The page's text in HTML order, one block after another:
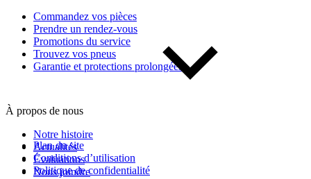
De 5 000 $ à 100 000 $
Paiement hebdo
Kilométrage
Commandez vos pièces
Prendre un rendez-vous
Promotions du service
Trouvez vos pneus
Garantie et protections prolongées
À propos de nous
Notre histoire
Actualités
Évaluations
Nous joindre
Plan du site
Conditions d’utilisation
Politique de confidentialité